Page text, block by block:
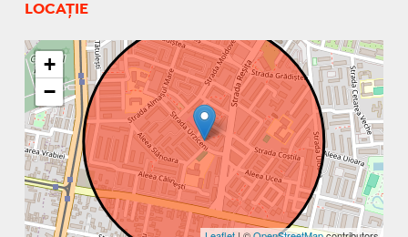
LOCAȚIE
+
−